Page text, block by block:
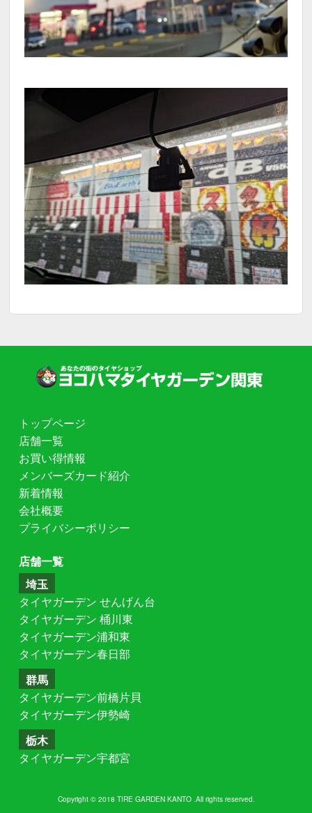
トップページ
店舗一覧
お買い得情報
メンバーズカード紹介
新着情報
会社概要
プライバシーポリシー
店舗一覧
埼玉
タイヤガーデン せんげん台
タイヤガーデン 桶川東
タイヤガーデン浦和東
タイヤガーデン春日部
群馬
タイヤガーデン前橋片貝
タイヤガーデン伊勢崎
栃木
タイヤガーデン宇都宮
Copyright © 2018 TIRE GARDEN KANTO .All rights reserved.